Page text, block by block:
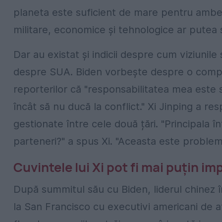
planeta este suficient de mare pentru
militare, economice și tehnologice ar
Dar au existat și indicii despre cum
despre SUA. Biden vorbește despre o
reporterilor că "responsabilitatea mea
încât să nu ducă la conflict." Xi Jinping a
gestionate între cele două țări. "Principala
parteneri?" a spus Xi. "Aceasta este
Cuvintele lui Xi pot fi mai puțin
După summitul său cu Biden, liderul
la San Francisco cu executivi americani de